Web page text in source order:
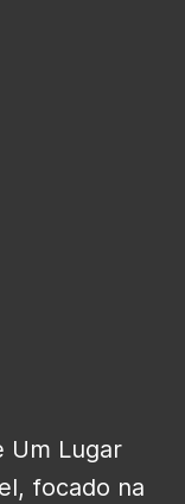
Um Lugar
focado na